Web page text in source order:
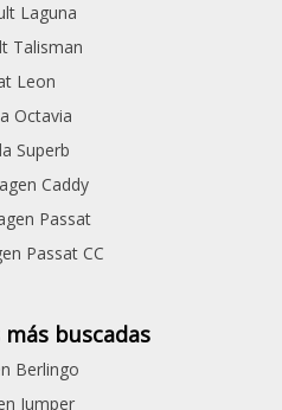
Laguna
Talisman
Leon
Octavia
Superb
Caddy
Passat
Passat CC
buscadas
Berlingo
Jumper